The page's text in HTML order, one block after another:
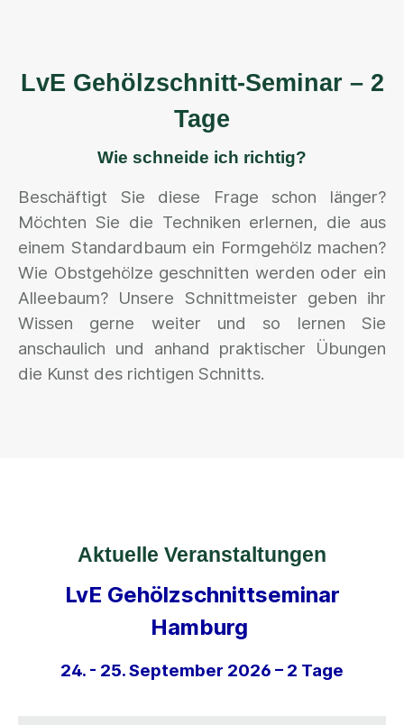
LvE Gehölzschnitt-Seminar – 2
Tage
Wie schneide ich richtig?
Beschäftigt Sie diese Frage schon länger?
Möchten Sie die Techniken erlernen, die aus
einem Standardbaum ein Formgehölz machen?
Wie Obstgehölze geschnitten werden oder ein
Alleebaum? Unsere Schnittmeister geben ihr
Wissen gerne weiter und so lernen Sie
anschaulich und anhand praktischer Übungen
die Kunst des richtigen Schnitts.
Aktuelle Veranstaltungen
LvE Gehölzschnittseminar
Hamburg
24. - 25. September 2026 – 2 Tage